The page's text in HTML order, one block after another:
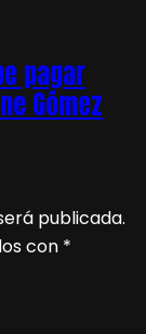
pagar
Gómez
publicada.
con *